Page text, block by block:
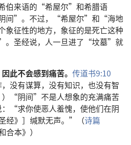
伯来语的“希屋尔”和希腊语
间”。不过，“希屋尔”和“海地
征性的地方，象征的是死亡这种
。圣经说，人一旦进了“坟墓”就
此不会感到痛苦。 传道书9:10
没有谋算，没有知识，也没有智
“阴间”不是人想象的充满痛苦
“求你使恶人羞愧，使他们在阴
经》］缄默无声。”（诗篇
合本》）